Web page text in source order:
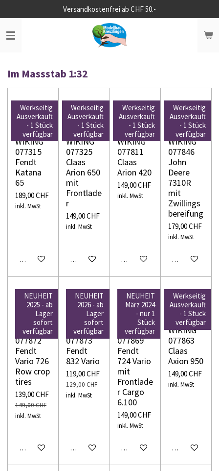
Hauptinhalt
springen
Versandkostenfrei ab CHF 50.-
Im Massstab 1:32
Werkseitig
Ausverkauft
- 1 Stück
verfügbar
WIKING
077315
Fendt
Katana
65
189,00 CHF
inkl. MwSt
In den Warenkorb
Werkseitig
Ausverkauft
- 1 Stück
verfügbar
WIKING
077325
Claas
Arion 650
mit
Frontlade
r
149,00 CHF
inkl. MwSt
In den Warenkorb
Werkseitig
Ausverkauft
- 1 Stück
verfügbar
WIKING
077811
Claas
Arion 420
149,00 CHF
inkl. MwSt
In den Warenkorb
Werkseitig
Ausverkauft
- 1 Stück
verfügbar
WIKING
077846
John
Deere
7310R
mit
Zwillings
bereifung
179,00 CHF
inkl. MwSt
In den
NEUHEIT
2025 - ab
Lager
sofort
verfügbar
WIKING
077872
Fendt
Vario 726
Row crop
tires
139,00 CHF
149,00 CHF
inkl. MwSt
In den Warenkorb
NEUHEIT
2026 - ab
Lager
sofort
verfügbar
WIKING
077873
Fendt
832 Vario
119,00 CHF
129,00 CHF
inkl. MwSt
In den Warenkorb
NEUHEIT
März 2024
- nur 1
Stück
verfügbar
WIKING
077869
Fendt
724 Vario
mit
Frontlade
r Cargo
6.100
149,00 CHF
inkl. MwSt
In den Warenkorb
Werkseitig
Ausverkauft
- 1 Stück
verfügbar
WIKING
077863
Claas
Axion 950
149,00 CHF
inkl. MwSt
In den